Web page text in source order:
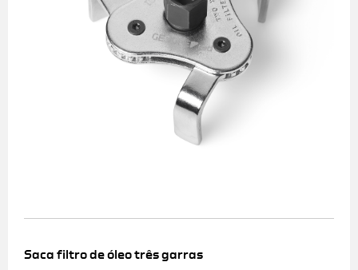
Saca filtro de óleo três garras